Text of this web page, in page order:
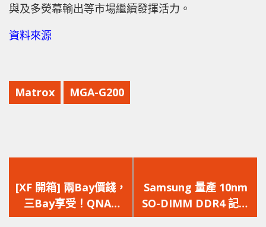
與及多熒幕輸出等市場繼續發揮活力。
資料來源
Matrox MGA-G200
一
篇
文
[XF 開箱] 兩Bay價錢，
三Bay享受！QNAP
TS-328 強勢登場！
一
篇
文
Samsung 量產 10nm
SO-DIMM DDR4 記憶
體 單條可達 32GB